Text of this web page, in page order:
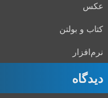
عکس
کتاب و بولتن
نرم‌افزار
دیدگاه‌